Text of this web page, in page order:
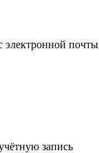
электронной почты
запись